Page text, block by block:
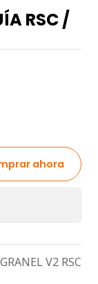
RSC /
ahora
V2 RSC